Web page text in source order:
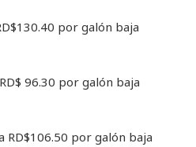
por galón baja
96.30 por galón baja
RD$106.50 por galón baja